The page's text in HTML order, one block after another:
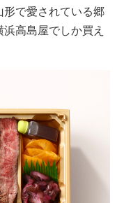
で愛されている郷
高島屋でしか買え